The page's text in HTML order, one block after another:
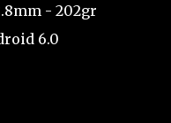
- 202gr
6.0